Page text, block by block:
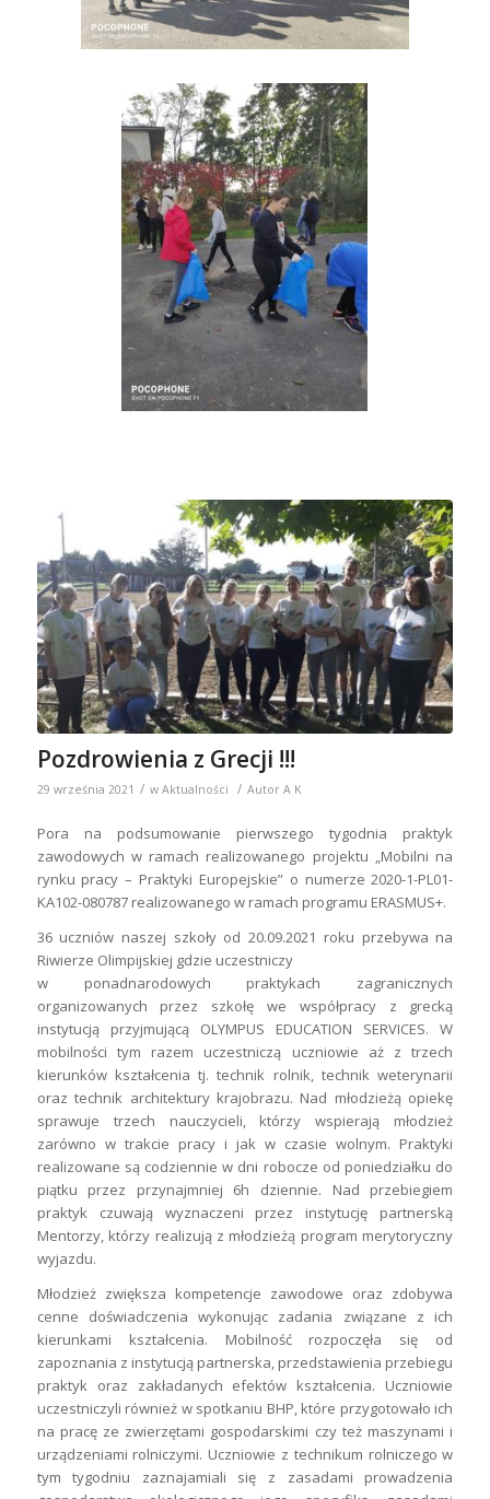
Pozdrowienia z Grecji !!!
29 września 2021 / w Aktualności / Autor A K
Pora na podsumowanie pierwszego tygodnia praktyk
zawodowych w ramach realizowanego projektu „Mobilni na
rynku pracy – Praktyki Europejskie” o numerze 2020-1-PL01-
KA102-080787 realizowanego w ramach programu ERASMUS+.
36 uczniów naszej szkoły od 20.09.2021 roku przebywa na
Riwierze Olimpijskiej gdzie uczestniczy
w ponadnarodowych praktykach zagranicznych
organizowanych przez szkołę we współpracy z grecką
instytucją przyjmującą OLYMPUS EDUCATION SERVICES. W
mobilności tym razem uczestniczą uczniowie aż z trzech
kierunków kształcenia tj. technik rolnik, technik weterynarii
oraz technik architektury krajobrazu. Nad młodzieżą opiekę
sprawuje trzech nauczycieli, którzy wspierają młodzież
zarówno w trakcie pracy i jak w czasie wolnym. Praktyki
realizowane są codziennie w dni robocze od poniedziałku do
piątku przez przynajmniej 6h dziennie. Nad przebiegiem
praktyk czuwają wyznaczeni przez instytucję partnerską
Mentorzy, którzy realizują z młodzieżą program merytoryczny
wyjazdu.
Młodzież zwiększa kompetencje zawodowe oraz zdobywa
cenne doświadczenia wykonując zadania związane z ich
kierunkami kształcenia. Mobilność rozpoczęła się od
zapoznania z instytucją partnerska, przedstawienia przebiegu
praktyk oraz zakładanych efektów kształcenia. Uczniowie
uczestniczyli również w spotkaniu BHP, które przygotowało ich
na pracę ze zwierzętami gospodarskimi czy też maszynami i
urządzeniami rolniczymi. Uczniowie z technikum rolniczego w
tym tygodniu zaznajamiali się z zasadami prowadzenia